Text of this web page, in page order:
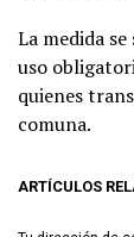
La medida
uso
quienes
comuna.
ARTÍCULOS